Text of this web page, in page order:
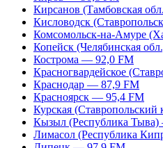
Кирсанов (Тамбовская
Кисловодск
Комсомольск-на-Амуре
Копейск (Челябинская
Кострома — 92,0 FM
Красногвардейское
Краснодар — 87,9 FM
Красноярск — 95,4 FM
Курская
Кызыл (Республика
Лимасол (Республика